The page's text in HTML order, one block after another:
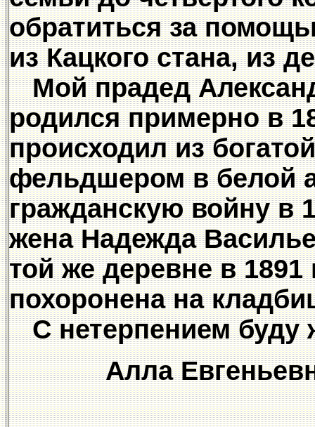
обратиться за
из Кацкого стана, из
Мой прадед
родился примерно в
происходил из
фельдшером в белой
гражданскую войну в
жена Надежда
той же деревне в 1891
похоронена на
С нетерпением буду
Алла